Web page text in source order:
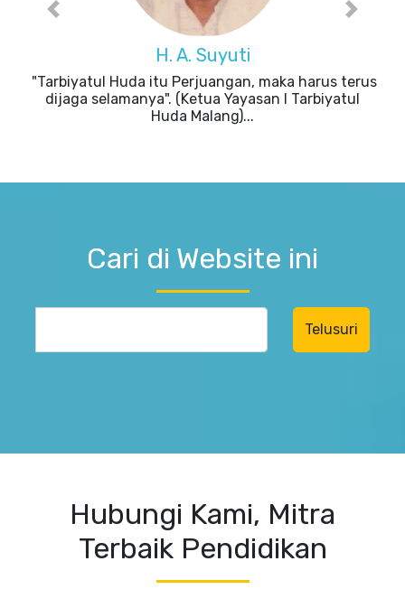
H. A. Suyuti
"Tarbiyatul Huda itu Perjuangan, maka harus terus
dijaga selamanya". (Ketua Yayasan I Tarbiyatul
Huda Malang)...
Previous Next
Cari di Website ini
Hubungi Kami, Mitra
Terbaik Pendidikan